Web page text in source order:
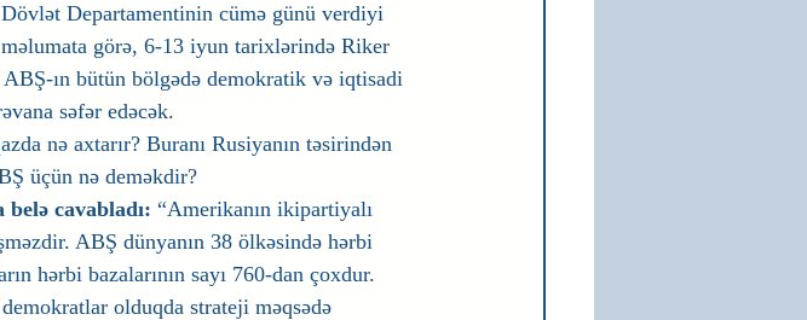
Dövlət Departamentinin cümə günü verdiyi
məlumata görə, 6-13 iyun tarixlərində Riker
ın bütün bölgədə demokratik və iqtisadi
səfər edəcək.
nə axtarır? Buranı Rusiyanın təsirindən
üçün nə deməkdir?
cavabladı: “Amerikanın ikipartiyalı
ABŞ dünyanın 38 ölkəsində hərbi
hərbi bazalarının sayı 760-dan çoxdur.
olduqda strateji məqsədə